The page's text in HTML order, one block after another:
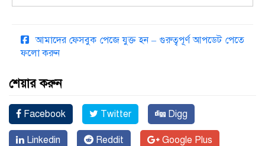
আমাদের ফেসবুক পেজে যুক্ত হন – গুরুত্বপূর্ণ আপডেট পেতে
ফলো করুন
শেয়ার করুন
Facebook Twitter Digg
Linkedin Reddit Google Plus